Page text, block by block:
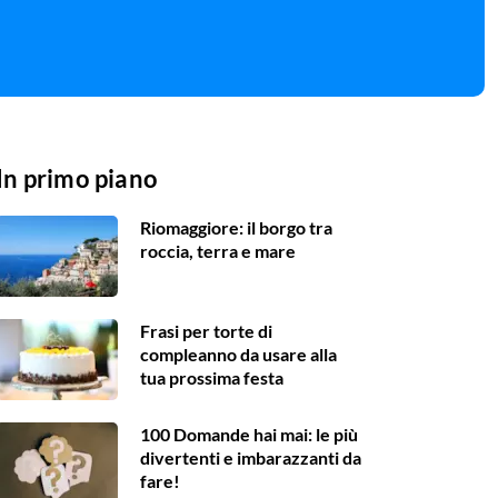
primo piano
Riomaggiore: il borgo tra
roccia, terra e mare
Frasi per torte di
compleanno da usare alla
tua prossima festa
100 Domande hai mai: le più
divertenti e imbarazzanti da
fare!